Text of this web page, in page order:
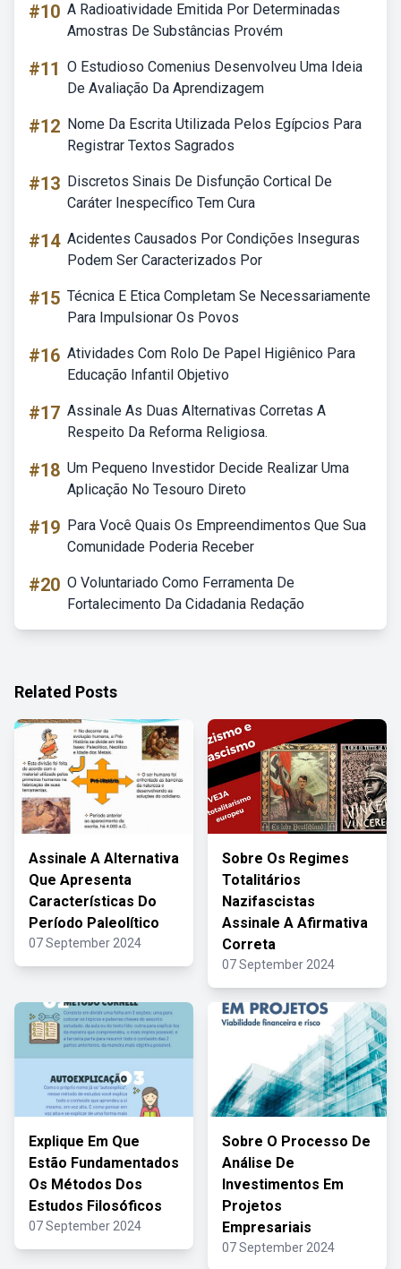
#10 A Radioatividade Emitida Por Determinadas
Amostras De Substâncias Provém
#11 O Estudioso Comenius Desenvolveu Uma Ideia
De Avaliação Da Aprendizagem
#12 Nome Da Escrita Utilizada Pelos Egípcios Para
Registrar Textos Sagrados
#13 Discretos Sinais De Disfunção Cortical De
Caráter Inespecífico Tem Cura
#14 Acidentes Causados Por Condições Inseguras
Podem Ser Caracterizados Por
#15 Técnica E Etica Completam Se Necessariamente
Para Impulsionar Os Povos
#16 Atividades Com Rolo De Papel Higiênico Para
Educação Infantil Objetivo
#17 Assinale As Duas Alternativas Corretas A
Respeito Da Reforma Religiosa.
#18 Um Pequeno Investidor Decide Realizar Uma
Aplicação No Tesouro Direto
#19 Para Você Quais Os Empreendimentos Que Sua
Comunidade Poderia Receber
#20 O Voluntariado Como Ferramenta De
Fortalecimento Da Cidadania Redação
Related Posts
Assinale A Alternativa
Que Apresenta
Características Do
Período Paleolítico
07 September 2024
Sobre Os Regimes
Totalitários
Nazifascistas
Assinale A Afirmativa
Correta
07 September 2024
Explique Em Que
Estão Fundamentados
Os Métodos Dos
Estudos Filosóficos
07 September 2024
Sobre O Processo De
Análise De
Investimentos Em
Projetos
Empresariais
07 September 2024